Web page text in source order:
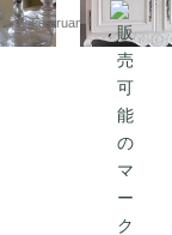
antiques ruan